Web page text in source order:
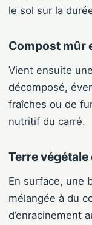
le sol sur la
Compost mûr
Vient ensuite
décomposé,
fraîches ou de
nutritif du carré.
Terre
En surface, une
mélangée à du
d’enracinement